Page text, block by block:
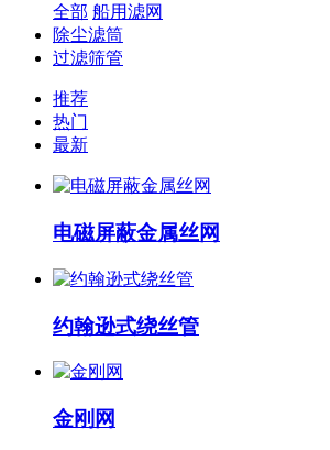
全部 船用滤网
除尘滤筒
过滤筛管
推荐
热门
最新
电磁屏蔽金属丝网
约翰逊式绕丝管
​金刚网